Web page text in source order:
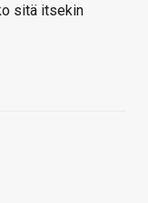
sitä itsekin